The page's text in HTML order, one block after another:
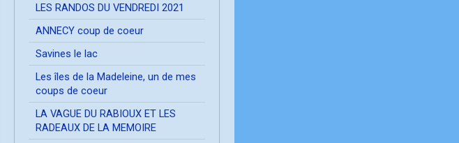
LES RANDOS DU VENDREDI 2021
ANNECY coup de coeur
Savines le lac
Les îles de la Madeleine, un de mes
coups de coeur
LA VAGUE DU RABIOUX ET LES
RADEAUX DE LA MEMOIRE